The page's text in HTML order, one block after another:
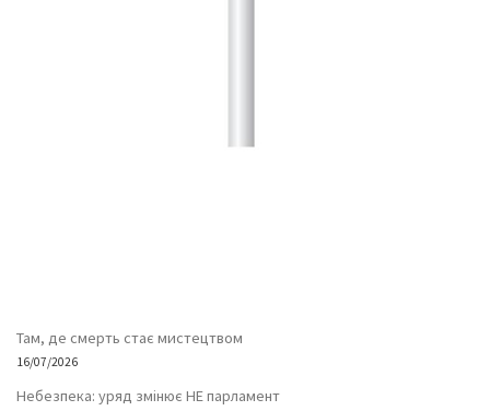
Там, де смерть стає мистецтвом
16/07/2026
Небезпека: уряд змінює НЕ парламент